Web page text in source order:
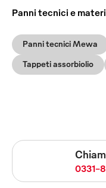
Panni tecnici e
Panni tecnici Mewa
Tappeti assorbiolio
0331-